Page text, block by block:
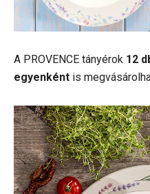
A PROVENCE tányérok 12
egyenként is